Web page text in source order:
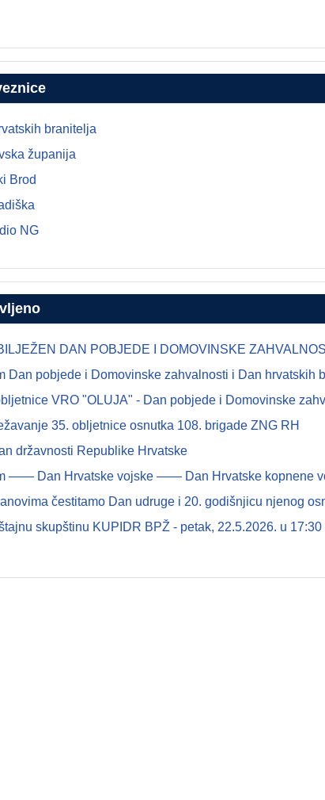
branitelja
županija
Brod
NG
DAN POBJEDE I DOMOVINSKE
Dan pobjede i Domovinske zahvalnosti i Dan hrvatskih
VRO "OLUJA" - Dan pobjede i Domovinske
35. obljetnice osnutka 108. brigade ZNG RH
državnosti Republike Hrvatske
—— Dan Hrvatske vojske —— Dan Hrvatske kopnene
čestitamo Dan udruge i 20. godišnjicu njenog
skupštinu KUPIDR BPŽ - petak, 22.5.2026. u 17:30